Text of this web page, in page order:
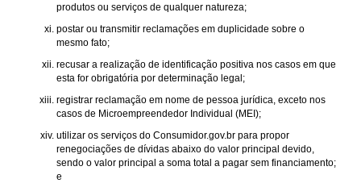
produtos ou serviços de qualquer natureza;
postar ou transmitir reclamações em duplicidade sobre o
mesmo fato;
recusar a realização de identificação positiva nos casos em que
esta for obrigatória por determinação legal;
registrar reclamação em nome de pessoa jurídica, exceto nos
casos de Microempreendedor Individual (MEI);
utilizar os serviços do Consumidor.gov.br para propor
renegociações de dívidas abaixo do valor principal devido,
sendo o valor principal a soma total a pagar sem financiamento;
e